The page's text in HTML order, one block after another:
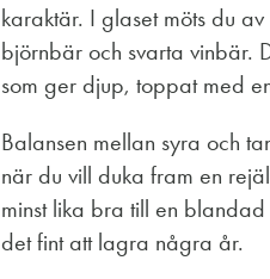
karaktär. I glaset möts du
björnbär och svarta vinbär.
som ger djup, toppat med
Balansen mellan syra och
när du vill duka fram en
minst lika bra till en
det fint att lagra några år.